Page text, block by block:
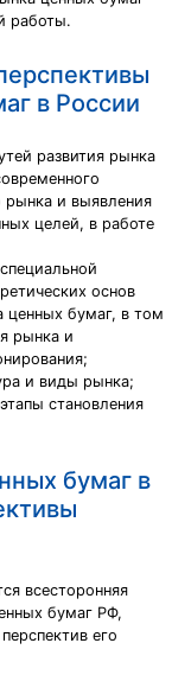
работы.
в России
развития рынка
рынка и выявления
целей, в работе
основ
ценных бумаг, в том
рынка и
и виды рынка;
становления
бумаг в
всесторонняя
бумаг РФ,
его